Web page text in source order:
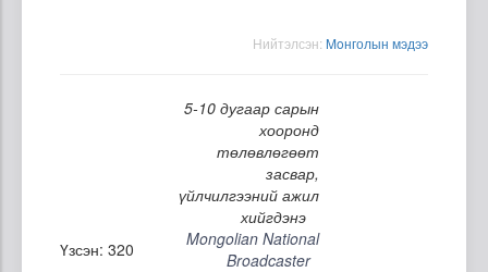
Нийтэлсэн: Moнголын мэдээ
5-10 дугаар сарын
хооронд
төлөвлөгөөт
засвар,
үйлчилгээний ажил
хийгдэнэ
Үзсэн: 320
Mongolian National
Broadcaster